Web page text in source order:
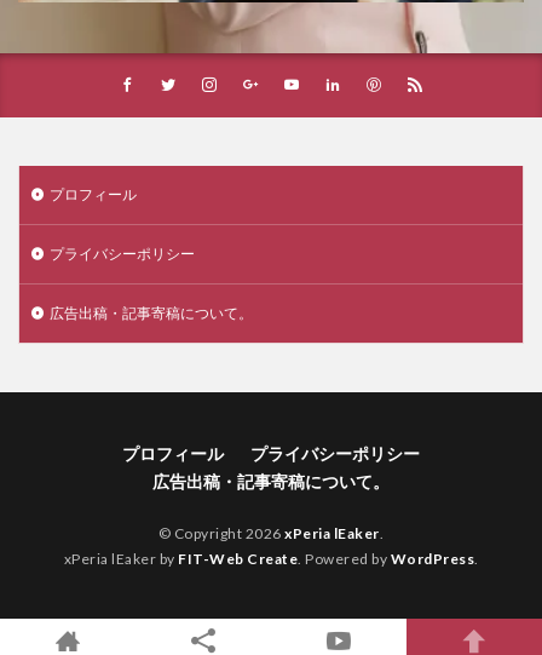
プロフィール
プライバシーポリシー
広告出稿・記事寄稿について。
プロフィール
プライバシーポリシー
広告出稿・記事寄稿について。
© Copyright 2026xPeria lEaker.
xPeria lEaker by FIT-Web Create. Powered by WordPress.